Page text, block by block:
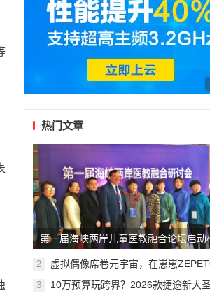
热门文章
第一届海峡两岸儿童医教融合论坛启动
州复旦儿童医院“复星”计划
2
虚拟偶像席卷元宇宙，在崽崽
3
10万预算玩跨界？2026款捷途新大